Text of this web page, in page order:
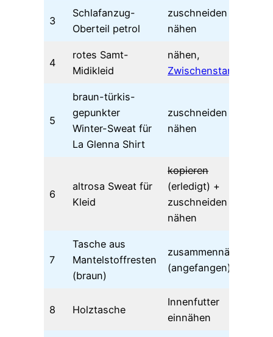
3
Schlafanzug-
Oberteil petrol
zuschneiden +
nähen
4
rotes Samt-
Midikleid
nähen,
Zwischenstand
5
braun-türkis-
gepunkter
Winter-Sweat für
La Glenna Shirt
zuschneiden +
nähen
6
altrosa Sweat für
Kleid
kopieren
(erledigt) +
zuschneiden +
nähen
7
Tasche aus
Mantelstoffresten
(braun)
zusammennähen
(angefangen)
8 Holztasche
Innenfutter
einnähen